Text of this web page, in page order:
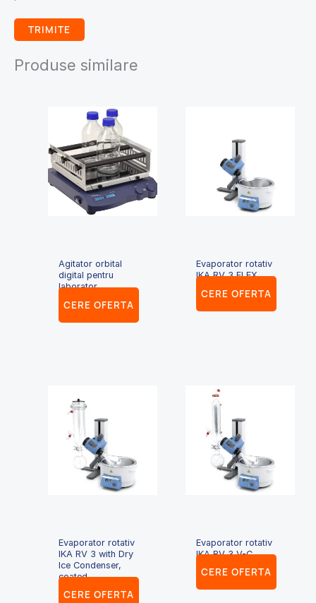
Produse similare
Agitator orbital
digital pentru
laborator
CERE OFERTA
Evaporator rotativ
IKA RV 3 FLEX
CERE OFERTA
Evaporator rotativ
IKA RV 3 with Dry
Ice Condenser,
coated
CERE OFERTA
Evaporator rotativ
IKA RV 3 V-C
CERE OFERTA